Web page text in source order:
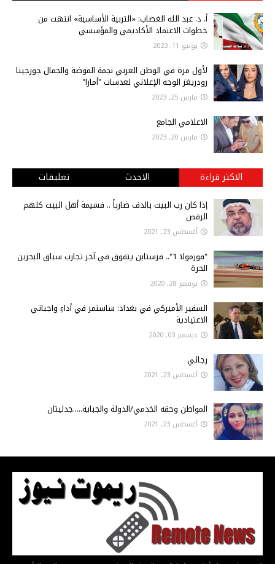
أ‌. د. عبد الله الغصاب: «التربية الأساسية» انتهت من
خطوات الاعتماد الأكاديمي والمؤسسي
يونيو 11, 2023
لأول مرة في الوطن العربي نجمة الموضة والجمال جورجينا
رودريغز الوجه الإعلاني لعدسات "أمارا"
مارس 25, 2023
الاعلامي الجامع
مارس 20, 2023
الاكثر قراءة الاحدث تعليقات
إذا كان رب البيت بالدف ضارباً .. فشيمة أهل البيت كلهم
الرقص
أغسطس 23, 2021
"فورمولا 1".. فرستابن يتفوق في آخر تجارب سباق البحرين
الحرة
نوفمبر 28, 2020
السفير الأميركي في بغداد: ساستمر في أداءِ واجباتي
الاعتيادية
ديسمبر 03, 2020
رجائي
أغسطس 23, 2021
المواطن وحقه الخدمي/الدولة والجباية.....جدليتان
أغسطس 23, 2021